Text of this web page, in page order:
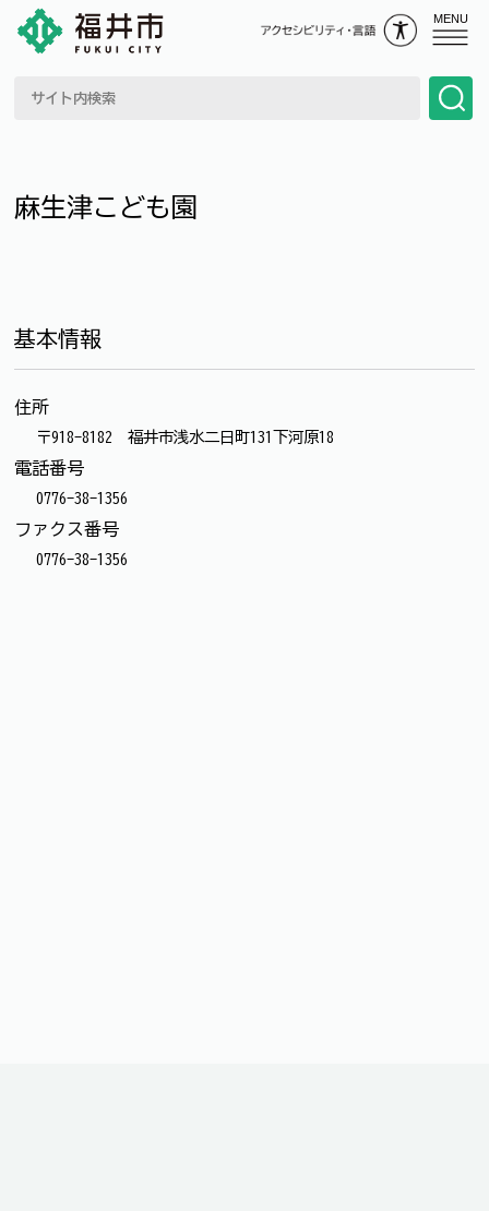
MENU
麻生津こども園
基本情報
住所
〒918-8182 福井市浅水二日町131下河原18
電話番号
0776-38-1356
ファクス番号
0776-38-1356